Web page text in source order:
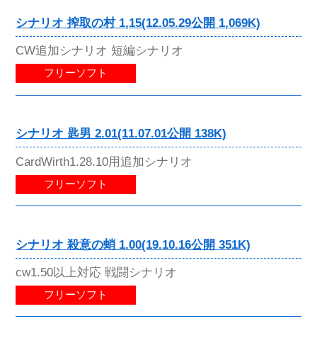
シナリオ 搾取の村 1,15(12.05.29公開 1,069K)
CW追加シナリオ 短編シナリオ
フリーソフト
シナリオ 匙男 2.01(11.07.01公開 138K)
CardWirth1.28.10用追加シナリオ
フリーソフト
シナリオ 殺意の蛸 1.00(19.10.16公開 351K)
cw1.50以上対応 戦闘シナリオ
フリーソフト